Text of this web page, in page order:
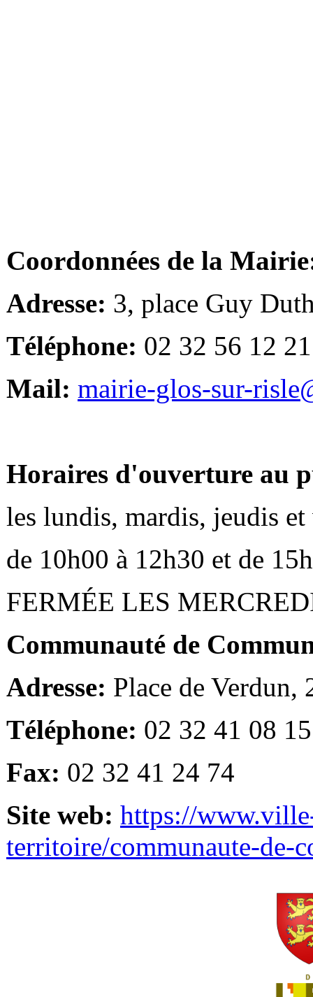
Coordonnées de la
Adresse: 3, place Guy
Téléphone: 02 32 56 12 21
Mail: mairie-glos-sur-
Horaires d'ouverture au
les lundis, mardis, jeudis et
de 10h00 à 12h30 et de
FERMÉE LES
Communauté de
Adresse: Place de Verdun,
Téléphone: 02 32 41 08 15
Fax: 02 32 41 24 74
Site web: https://
territoire/communaute-de-